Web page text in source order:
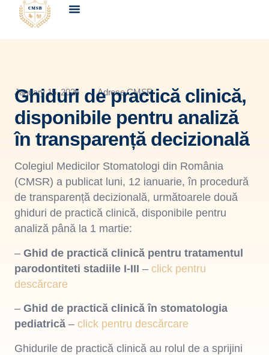
January 15, 2026 Adrese CMSR
Ghiduri de practică clinică,
disponibile pentru analiză
în transparență decizională
Colegiul Medicilor Stomatologi din România
(CMSR) a publicat luni, 12 ianuarie, în procedură
de transparență decizională, următoarele două
ghiduri de practică clinică, disponibile pentru
analiză până la 1 martie:
– Ghid de practică clinică pentru tratamentul
parodontiteti stadiile I-III – click pentru
descărcare
– Ghid de practică clinică în stomatologia
pediatrică – click pentru descărcare
Ghidurile de practică clinică au rolul de a sprijini